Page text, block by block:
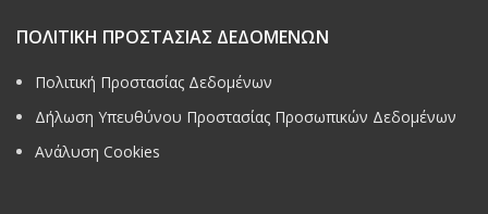
ΠΟΛΙΤΙΚΗ ΠΡΟΣΤΑΣΙΑΣ ΔΕΔΟΜΕΝΩΝ
Πολιτική Προστασίας Δεδομένων
Δήλωση Υπευθύνου Προστασίας Προσωπικών Δεδομένων
Ανάλυση Cookies